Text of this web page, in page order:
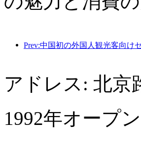
アドレス: 北京
1992年オープ